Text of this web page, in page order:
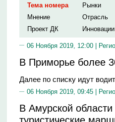
Тема номера
Рынки
Мнение
Отрасль
Проект ДК
Инновации
06 Ноября 2019, 12:00 |
В Приморье более
Далее по списку идут
06 Ноября 2019, 09:45 |
В Амурской